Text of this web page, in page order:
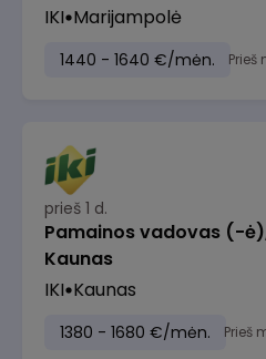
IKI Marijampolė
1440 - 1640 €/mėn. Prieš
prieš 1 d.
Pamainos vadovas (-
Kaunas
IKI Kaunas
1380 - 1680 €/mėn. Prieš